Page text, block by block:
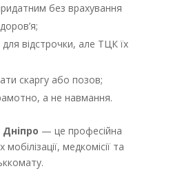
без врахування
відстрочки, але ТЦК їх
скаргу або позов;
а не навмання.
— це професійна
медкомісії та